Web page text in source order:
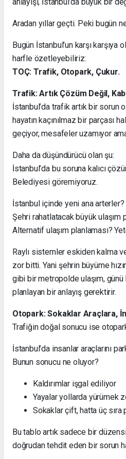
Aradan yıllar geçti. Peki bugün
Bugün İstanbul’un karşı karşıya
harfle özetleyebiliriz:
TOÇ: Trafik, Otopark, Çukur.
Trafik: Artık Çözüm Değil,
İstanbul’da trafik artık bir sorun
hayatın kaçınılmaz bir parçası
geçiyor, mesafeler uzamıyor
Daha da düşündürücü olan şu:
İstanbul’da bu soruna kalıcı
Belediyesi göremiyoruz.
İstanbul içinde yeni ana arterler?
Şehri rahatlatacak büyük ulaşım
Alternatif ulaşım planlaması?
Raylı sistemler eskiden kalma
zor bitti. Yani şehrin büyüme
gibi bir metropolde ulaşım,
planlayan bir anlayış gerektirir.
Otopark: Sokaklar Araçlara,
Trafiğin doğal sonucu ise
İstanbul’da insanlar araçlarını
Bunun sonucu ne oluyor?
Kaldırımlar işgal ediliyor
Yayalar yollarda yürümek
Sokaklar çift, hatta üç
Bu tablo artık sadece bir
doğrudan tehdit eden bir sorun